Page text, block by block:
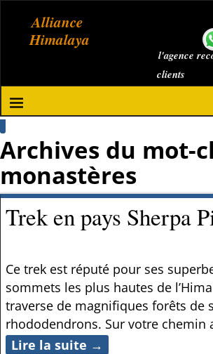
Alliance
Himalaya
l'agence
clients
Archives du mot-
monastères
Trek en pays Sherpa
Ce trek est réputé pour ses
sommets les plus hautes de
traverse de magnifiques forêts de
rhododendrons. Sur votre chemin
Lire la suite →